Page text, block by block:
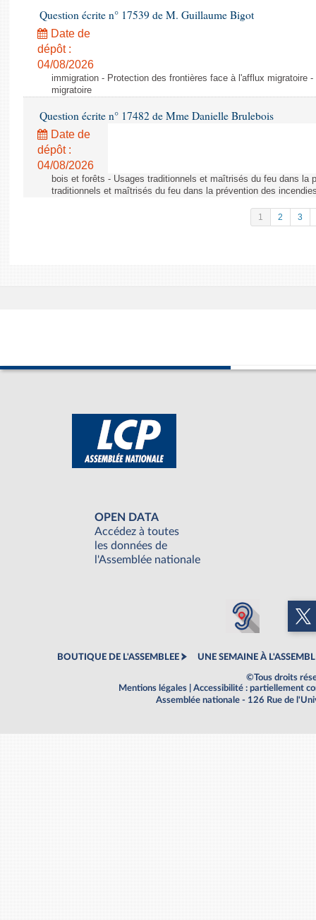
Question écrite n° 17539 de M. Guillaume Bigot
Date de
dépôt :
04/08/2026
immigration - Protection des frontières face à l'afflux migratoire
migratoire
Question écrite n° 17482 de Mme Danielle Brulebois
Date de
dépôt :
04/08/2026
bois et forêts - Usages traditionnels et maîtrisés du feu dans la
traditionnels et maîtrisés du feu dans la prévention des
1 2 3
OPEN DATA
Accédez à toutes
les données de
l'Assemblée nationale
BOUTIQUE DE L'ASSEMBLEE UNE SEMAINE À
©Tous droits
Mentions légales
Accessibilité : partiellement
Assemblée nationale - 126 Rue de